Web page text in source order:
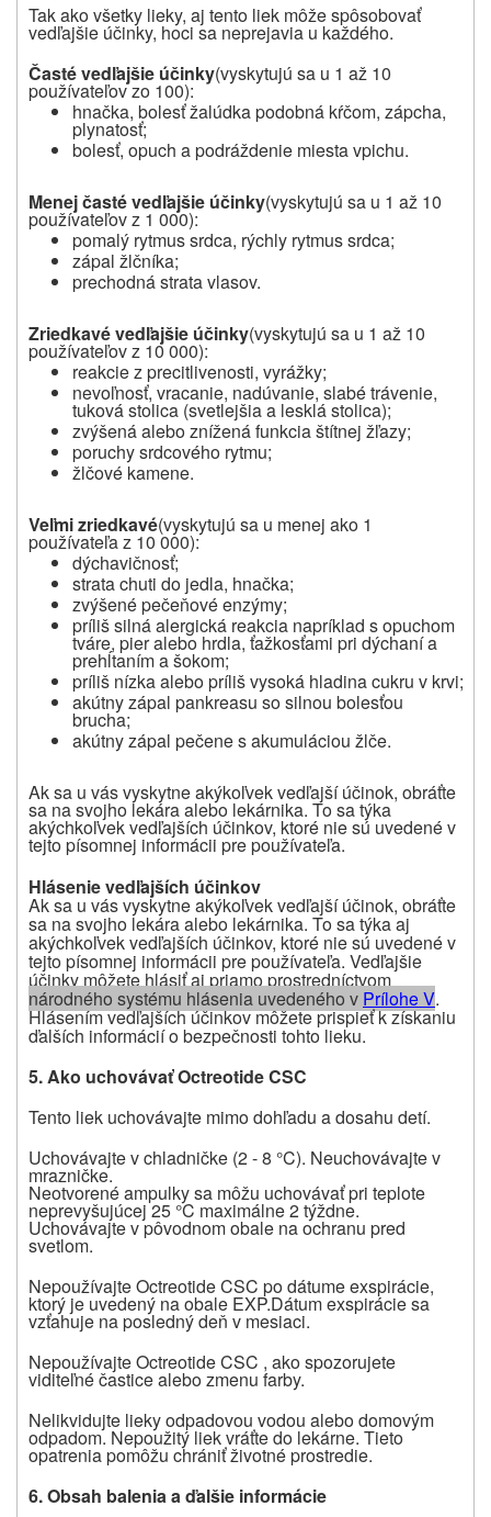
Tak ako všetky lieky, aj tento liek môže spôsobovať
vedľajšie účinky, hoci sa neprejavia u každého.
Časté vedľajšie účinky(vyskytujú sa u 1 až 10
používateľov zo 100):
hnačka, bolesť žalúdka podobná kŕčom, zápcha,
plynatosť;
bolesť, opuch a podráždenie miesta vpichu.
Menej časté vedľajšie účinky(vyskytujú sa u 1 až 10
používateľov z 1 000):
pomalý rytmus srdca, rýchly rytmus srdca;
zápal žlčníka;
prechodná strata vlasov.
Zriedkavé vedľajšie účinky(vyskytujú sa u 1 až 10
používateľov z 10 000):
reakcie z precitlivenosti, vyrážky;
nevoľnosť, vracanie, nadúvanie, slabé trávenie,
tuková stolica (svetlejšia a lesklá stolica);
zvýšená alebo znížená funkcia štítnej žľazy;
poruchy srdcového rytmu;
žlčové kamene.
Veľmi zriedkavé(vyskytujú sa u menej ako 1
používateľa z 10 000):
dýchavičnosť;
strata chuti do jedla, hnačka;
zvýšené pečeňové enzýmy;
príliš silná alergická reakcia napríklad s opuchom
tváre, pier alebo hrdla, ťažkosťami pri dýchaní a
prehĺtaním a šokom;
príliš nízka alebo príliš vysoká hladina cukru v krvi;
akútny zápal pankreasu so silnou bolesťou
brucha;
akútny zápal pečene s akumuláciou žlče.
Ak sa u vás vyskytne akýkoľvek vedľajší účinok, obráťte
sa na svojho lekára alebo lekárnika. To sa týka
akýchkoľvek vedľajších účinkov, ktoré nie sú uvedené v
tejto písomnej informácii pre používateľa.
Hlásenie vedľajších účinkov
Ak sa u vás vyskytne akýkoľvek vedľajší účinok, obráťte
sa na svojho lekára alebo lekárnika. To sa týka aj
akýchkoľvek vedľajších účinkov, ktoré nie sú uvedené v
tejto písomnej informácii pre používateľa. Vedľajšie
účinky môžete hlásiť aj priamo prostredníctvom
národného systému hlásenia uvedeného v Prílohe V.
Hlásením vedľajších účinkov môžete prispieť k získaniu
ďalších informácií o bezpečnosti tohto lieku.
5.Ako uchovávať Octreotide CSC
Tento liek uchovávajte mimo dohľadu a dosahu detí.
Uchovávajte v chladničke (2 - 8 °C). Neuchovávajte v
mrazničke.
Neotvorené ampulky sa môžu uchovávať pri teplote
neprevyšujúcej 25 °C maximálne 2 týždne.
Uchovávajte v pôvodnom obale na ochranu pred
svetlom.
Nepoužívajte Octreotide CSC po dátume exspirácie,
ktorý je uvedený na obale EXP.Dátum exspirácie sa
vzťahuje na posledný deň v mesiaci.
Nepoužívajte Octreotide CSC , ako spozorujete
viditeľné častice alebo zmenu farby.
Nelikvidujte lieky odpadovou vodou alebo domovým
odpadom. Nepoužitý liek vráťte do lekárne. Tieto
opatrenia pomôžu chrániť životné prostredie.
6.Obsah balenia a ďalšie informácie